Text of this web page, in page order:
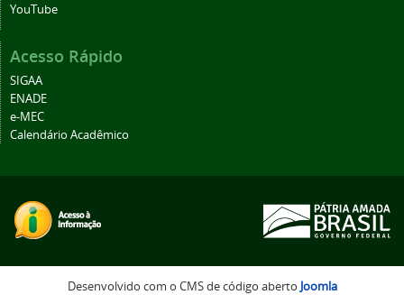
YouTube
Acesso Rápido
SIGAA
ENADE
e-MEC
Calendário Acadêmico
Desenvolvido com o CMS de código aberto Joomla